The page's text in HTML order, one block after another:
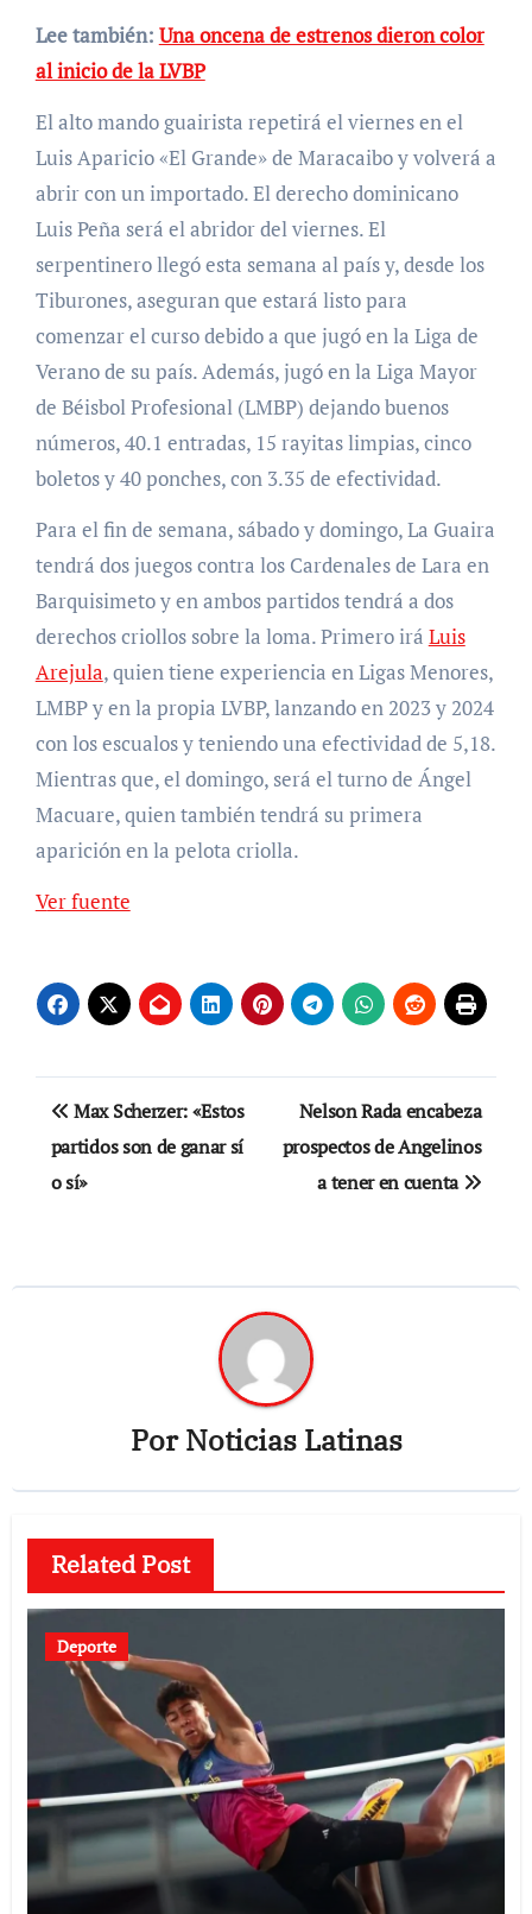
Lee también: Una oncena de estrenos dieron color
al inicio de la LVBP
El alto mando guairista repetirá el viernes en el
Luis Aparicio «El Grande» de Maracaibo y volverá a
abrir con un importado. El derecho dominicano
Luis Peña será el abridor del viernes. El
serpentinero llegó esta semana al país y, desde los
Tiburones, aseguran que estará listo para
comenzar el curso debido a que jugó en la Liga de
Verano de su país. Además, jugó en la Liga Mayor
de Béisbol Profesional (LMBP) dejando buenos
números, 40.1 entradas, 15 rayitas limpias, cinco
boletos y 40 ponches, con 3.35 de efectividad.
Para el fin de semana, sábado y domingo, La Guaira
tendrá dos juegos contra los Cardenales de Lara en
Barquisimeto y en ambos partidos tendrá a dos
derechos criollos sobre la loma. Primero irá Luis
Arejula, quien tiene experiencia en Ligas Menores,
LMBP y en la propia LVBP, lanzando en 2023 y 2024
con los escualos y teniendo una efectividad de 5,18.
Mientras que, el domingo, será el turno de Ángel
Macuare, quien también tendrá su primera
aparición en la pelota criolla.
Ver fuente
Navegación
de
entradas
Max Scherzer: «Estos
partidos son de ganar sí
o sí»
Nelson Rada encabeza
prospectos de Angelinos
a tener en cuenta
PorNoticias Latinas
Related Post
Deporte